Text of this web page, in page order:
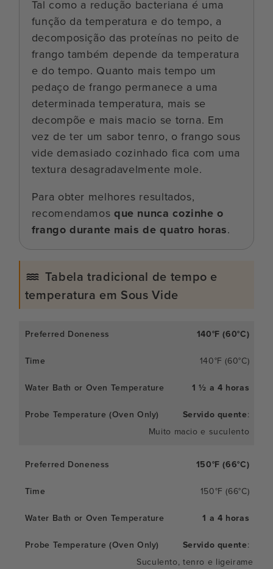
Tal como a redução bacteriana é uma
função da temperatura e do tempo, a
decomposição das proteínas no peito de
frango também depende da temperatura
e do tempo. Quanto mais tempo um
pedaço de frango permanece a uma
determinada temperatura, mais se
decompõe e mais macio se torna. Em
vez de ter um sabor tenro, o frango sous
vide demasiado cozinhado fica com uma
textura desagradavelmente mole.
Para obter melhores resultados,
recomendamos que nunca cozinhe o
frango durante mais de quatro horas.
Tabela tradicional de tempo e
temperatura em Sous Vide
140°F (60°C)
140°F (60°C)
1 ½ a 4 horas
Servido quente:
Muito macio e suculento
150°F (66°C)
150°F (66°C)
1 a 4 horas
Servido quente:
Suculento, tenro e ligeiramente